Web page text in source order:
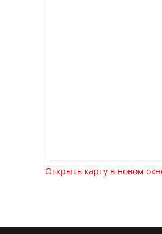
Открыть карту в новом